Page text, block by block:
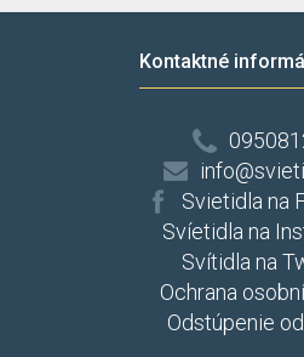
Kontaktné
Svietidla na
Svíetidla na
Svítidla na
Ochrana
Odstúpenie